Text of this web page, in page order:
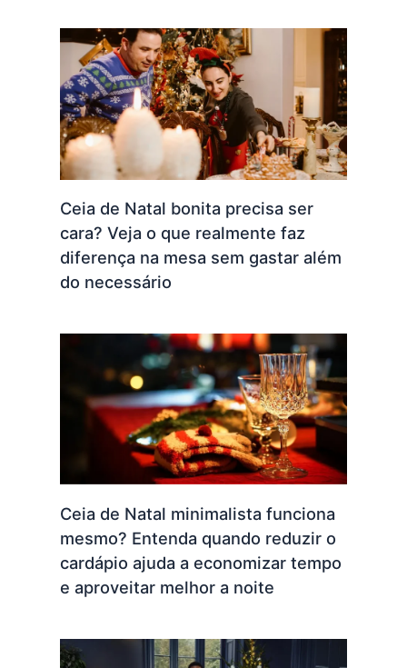
Ceia de Natal bonita precisa ser
cara? Veja o que realmente faz
diferença na mesa sem gastar além
do necessário
Ceia de Natal minimalista funciona
mesmo? Entenda quando reduzir o
cardápio ajuda a economizar tempo
e aproveitar melhor a noite